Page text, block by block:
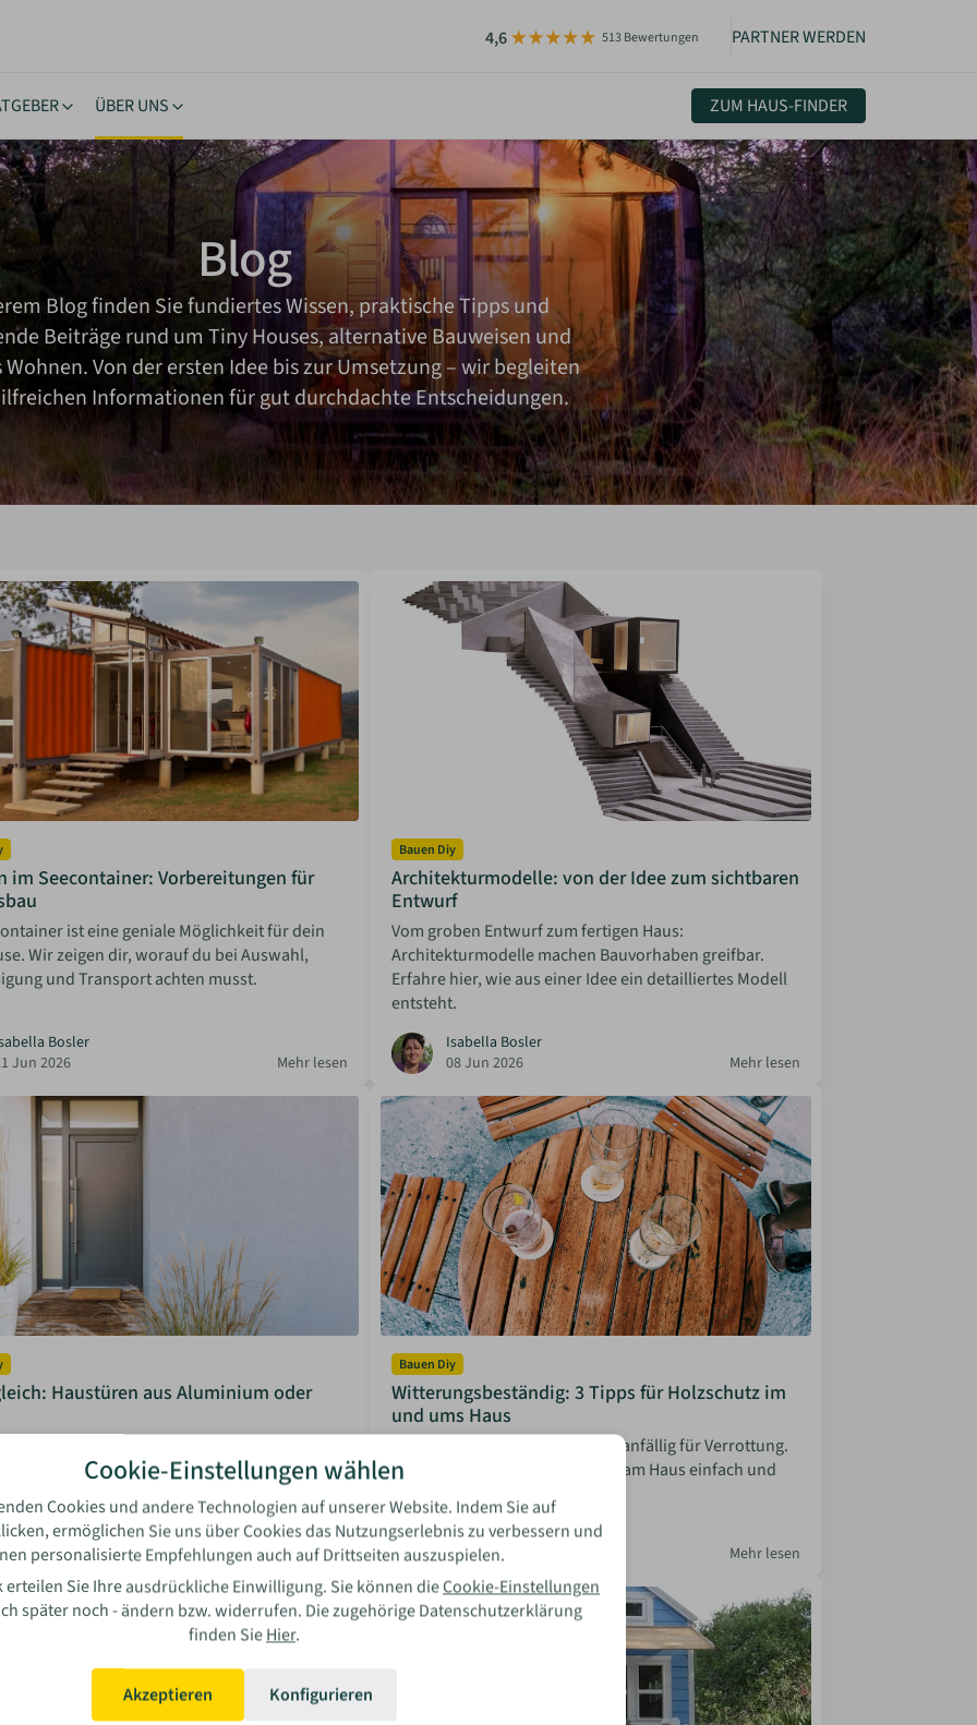
4,6 513 Bewertungen PARTNER WERDEN
& Autarkie
einholen
Lernen & Inspiration
eBooks
Bücher
Workshops
Inspiration
Aktuelles & Community
Newsletter
Neuigkeiten
Vorgaben
Wohnen
ÜBER UNS ZUM HAUS-FINDER
Blog
Blog finden Sie fundiertes Wissen, praktische Tipps und
Beiträge rund um Tiny Houses, alternative Bauweisen und
Von der ersten Idee bis zur Umsetzung – wir begleiten
Informationen für gut durchdachte Entscheidungen.
im Seecontainer: Vorbereitungen für
ist eine geniale Möglichkeit für dein
Wir zeigen dir, worauf du bei Auswahl,
und Transport achten musst.
Bosler
Jun 2026
Mehr lesen
Bauen Diy
Architekturmodelle: von der Idee zum sichtbaren
Entwurf
Vom groben Entwurf zum fertigen Haus:
Architekturmodelle machen Bauvorhaben greifbar.
Erfahre hier, wie aus einer Idee ein detailliertes Modell
entsteht.
Isabella Bosler
08 Jun 2026
Mehr lesen
Haustüren aus Aluminium oder
der beiden Materialien für die Haustür deines
und helfen dir bei der Entscheidung.
Bosler
Jun 2026
Mehr lesen
Bauen Diy
Witterungsbeständig: 3 Tipps für Holzschutz im
und ums Haus
Holz ist ein toller Baustoff, aber anfällig für Verrottung.
Wir zeigen dir, wie du dein Holz am Haus einfach und
effektiv schützen kannst.
Isabella Bosler
08 Jun 2026
Mehr lesen
Cookie-Einstellungen wählen
Cookies und andere Technologien auf unserer Website. Indem Sie auf
ermöglichen Sie uns über Cookies das Nutzungserlebnis zu verbessern und
personalisierte Empfehlungen auch auf Drittseiten auszuspielen.
erteilen Sie Ihre ausdrückliche Einwilligung. Sie können dieCookie-Einstellungen
später noch - ändern bzw. widerrufen. Die zugehörige Datenschutzerklärung
finden SieHier.
Akzeptieren Konfigurieren